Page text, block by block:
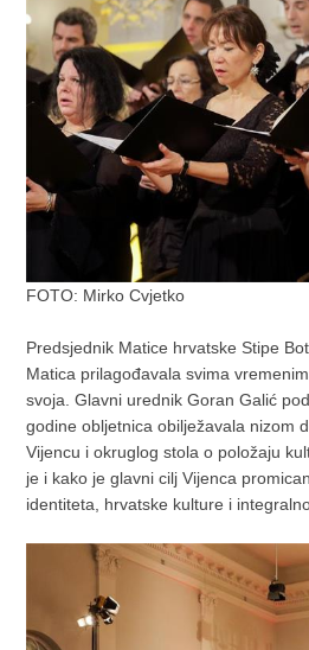
FOTO: Mirko Cvjetko
Predsjednik Matice hrvatske Stipe
Matica prilagođavala svima
svoja. Glavni urednik Goran Galić
godine obljetnica obilježavala nizom
Vijencu i okruglog stola o položaju
je i kako je glavni cilj Vijenca
identiteta, hrvatske kulture i